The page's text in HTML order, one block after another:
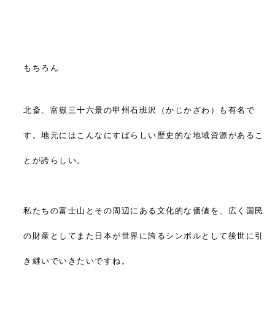
もちろん
北斎、富嶽三十六景の甲州石班沢（かじかざわ）も有名で
す。地元にはこんなにすばらしい歴史的な地域資源があるこ
とが誇らしい。
私たちの富士山とその周辺にある文化的な価値を、広く国民
の財産としてまた日本が世界に誇るシンボルとして後世に引
き継いでいきたいですね。